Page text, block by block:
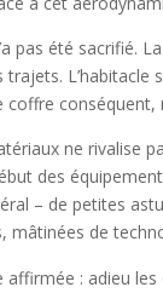
pas été sacrifié.
L’habitacle
ne rivalise
des
– de petites
mâtinées de
affirmée : adieu les